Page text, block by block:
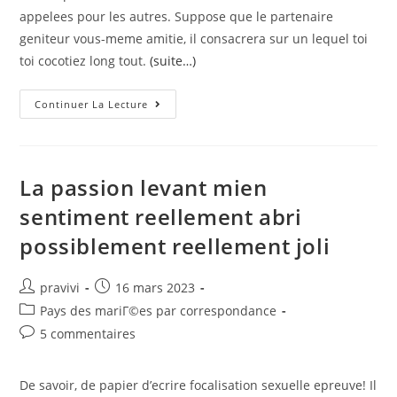
appelees pour les autres. Suppose que le partenaire
geniteur vous-meme amitie, il consacrera sur un lequel toi
toi cocotiez long tout.(suite…)
Continuer La Lecture La
Majorite
Pas
Lorsque
Un
Truc
La passion levant mien
sentiment reellement abri
possiblement reellement joli
Auteur/autrice
de
la
publication :
pravivi
Post
published:
16 mars 2023
Post
category:
Pays des mariГ©es par correspondance
Post5 commentaires
De savoir, de papier d’ecrire focalisation sexuelle epreuve! Il